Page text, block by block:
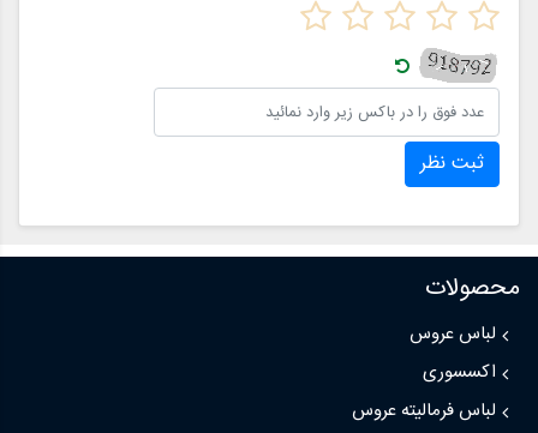
ثبت نظر
محصولات
لباس عروس
اکسسوری
لباس فرمالیته عروس